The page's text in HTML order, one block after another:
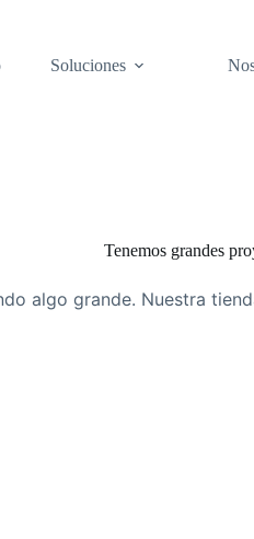
Soluciones
Tenemos grandes
algo grande. Nuestra